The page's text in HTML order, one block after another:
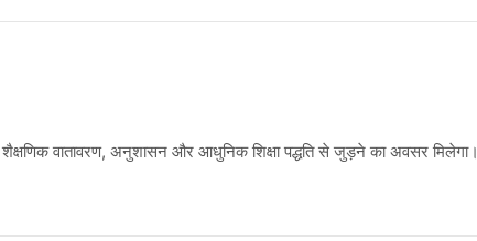
वातावरण, अनुशासन और आधुनिक शिक्षा पद्धति से जुड़ने का अवसर मिलेगा।